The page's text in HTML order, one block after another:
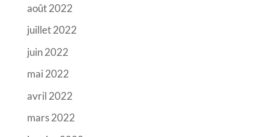
août 2022
juillet 2022
juin 2022
mai 2022
avril 2022
mars 2022